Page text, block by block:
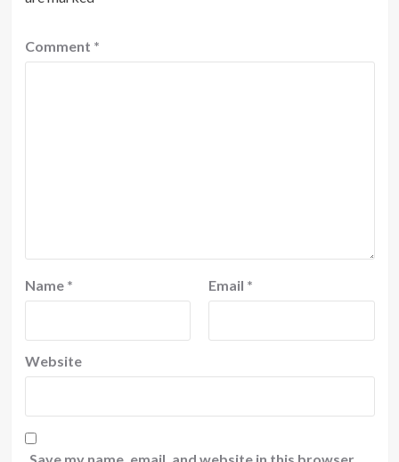
Comment *
Name * Email *
Website